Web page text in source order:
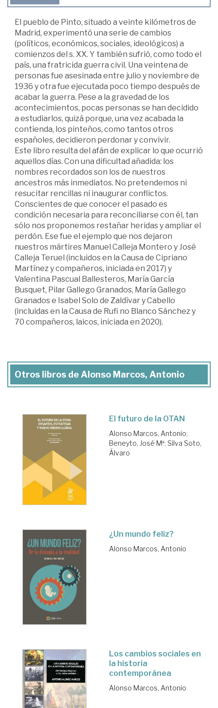
El pueblo de Pinto, situado a veinte kilómetros de
Madrid, experimentó una serie de cambios
(políticos, económicos, sociales, ideológicos) a
comienzos del s. XX. Y también sufrió, como todo el
país, una fratricida guerra civil. Una veintena de
personas fue asesinada entre julio y noviembre de
1936 y otra fue ejecutada poco tiempo después de
acabar la guerra. Pese a la gravedad de los
acontecimientos, pocas personas se han decidido
a estudiarlos, quizá porque, una vez acabada la
contienda, los pinteños, como tantos otros
españoles, decidieron perdonar y convivir.
Este libro resulta del afán de explicar lo que ocurrió
aquellos días. Con una dificultad añadida: los
nombres recordados son los de nuestros
ancestros más inmediatos. No pretendemos ni
resucitar rencillas ni inaugurar conflictos.
Conscientes de que conocer el pasado es
condición necesaria para reconciliarse con él, tan
sólo nos proponemos restañar heridas y ampliar el
perdón. Ese fue el ejemplo que nos dejaron
nuestros mártires Manuel Calleja Montero y José
Calleja Teruel (incluidos en la Causa de Cipriano
Martínez y compañeros, iniciada en 2017) y
Valentina Pascual Ballesteros, María García
Busquet, Pilar Gallego Granados, María Gallego
Granados e Isabel Solo de Zaldívar y Cabello
(incluidas en la Causa de Rufi no Blanco Sánchez y
70 compañeros, laicos, iniciada en 2020).
Otros libros de Alonso Marcos, Antonio
El futuro de la OTAN
Alonso Marcos, Antonio;
Beneyto, José Mª; Silva Soto,
Álvaro
¿Un mundo feliz?
Alonso Marcos, Antonio
Los cambios sociales en
la historia
contemporánea
Alonso Marcos, Antonio